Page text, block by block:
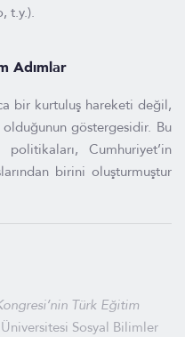
t.y.).
Adımlar
bir kurtuluş hareketi değil,
olduğunun göstergesidir. Bu
Cumhuriyet’in
birini oluşturmuştur
Türk Eğitim
Sosyal Bilimler